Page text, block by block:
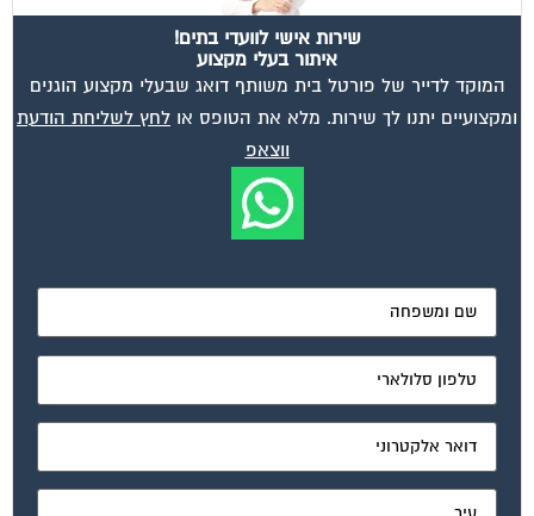
שירות אישי לוועדי בתים!
איתור בעלי מקצוע
המוקד לדייר של פורטל בית משותף דואג שבעלי מקצוע הוגנים
ומקצועיים יתנו לך שירות. מלא את הטופס או לחץ לשליחת הודעת
ווצאפ